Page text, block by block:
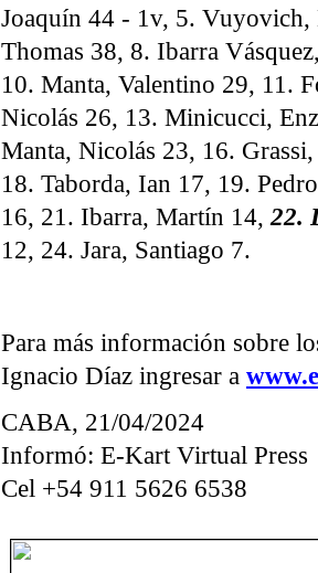
Joaquín 44 - 1v, 5. Vuyovich,
Thomas 38, 8. Ibarra
10. Manta, Valentino 29, 11.
Nicolás 26, 13. Minicucci,
Manta, Nicolás 23, 16.
18. Taborda, Ian 17, 19.
16, 21. Ibarra, Martín 14, 22.
12, 24. Jara, Santiago 7.
Para más información sobre
Ignacio Díaz ingresar a
CABA, 21/04/2024
Informó: E-Kart Virtual Press
Cel +54 911 5626 6538